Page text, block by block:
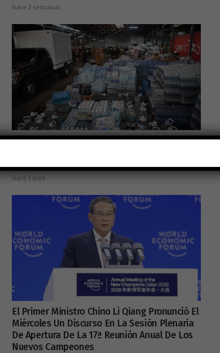
hace 2 semanas
Comunidad China En Venezuela Dona
Suministros De Ayuda Por El Terremoto
hace 1 mes
El Primer Ministro Chino Li Qiang Pronunció El
Miércoles Un Discurso En La Sesión Plenaria
De Apertura De La 17ª Reunión Anual De Los
Nuevos Campeones